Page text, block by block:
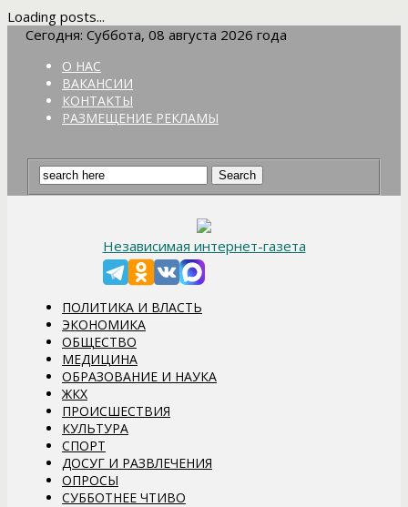
Loading posts...
Сегодня: Суббота, 08 августа 2026 года
О НАС
ВАКАНСИИ
КОНТАКТЫ
РАЗМЕЩЕНИЕ РЕКЛАМЫ
Независимая интернет-газета
ПОЛИТИКА И ВЛАСТЬ
ЭКОНОМИКА
ОБЩЕСТВО
МЕДИЦИНА
ОБРАЗОВАНИЕ И НАУКА
ЖКХ
ПРОИСШЕСТВИЯ
КУЛЬТУРА
СПОРТ
ДОСУГ И РАЗВЛЕЧЕНИЯ
ОПРОСЫ
СУББОТНЕЕ ЧТИВО